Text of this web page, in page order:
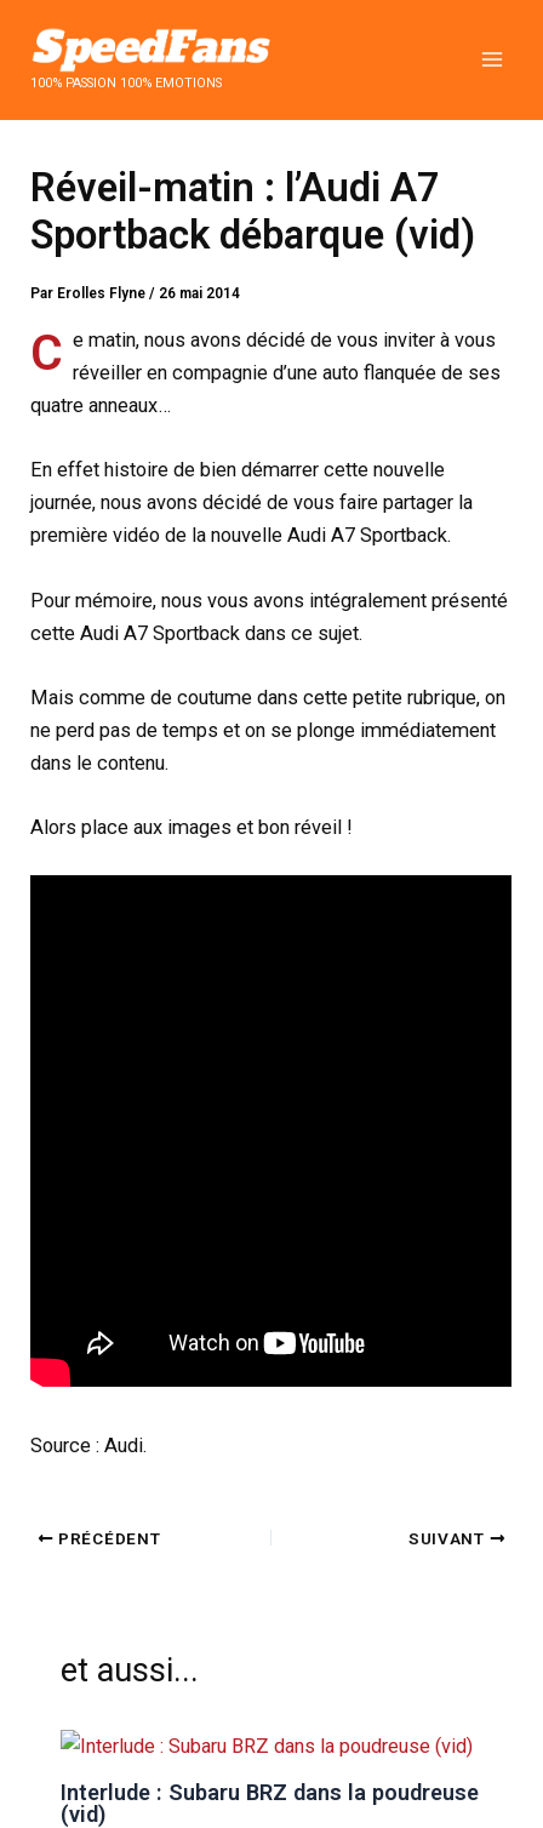
contenu100% PASSION 100% EMOTIONS
Réveil-matin : l’Audi A7
Sportback débarque (vid)
Par Erolles Flyne/ 26 mai 2014
C e matin, nous avons décidé de vous inviter à vous
réveiller en compagnie d’une auto flanquée de ses
quatre anneaux…
En effet histoire de bien démarrer cette nouvelle
journée, nous avons décidé de vous faire partager la
première vidéo de la nouvelle Audi A7 Sportback.
Pour mémoire, nous vous avons intégralement présenté
cette Audi A7 Sportback dans ce sujet.
Mais comme de coutume dans cette petite rubrique, on
ne perd pas de temps et on se plonge immédiatement
dans le contenu.
Alors place aux images et bon réveil !
Source : Audi.
PRÉCÉDENT SUIVANT
et aussi...
Interlude : Subaru BRZ dans la poudreuse
(vid)